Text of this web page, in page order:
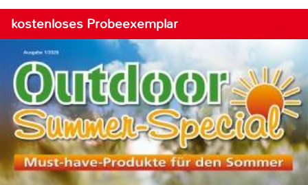
kostenloses Probeexemplar